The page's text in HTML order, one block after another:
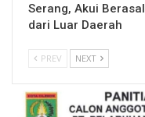
Serang, Akui Berasal
dari Luar Daerah
PREV NEXT